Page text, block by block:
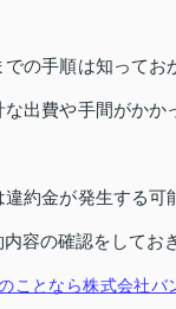
での手順は知ってお
出費や手間がかか
約金が発生する可
容の確認をしてお
ことなら株式会社バ